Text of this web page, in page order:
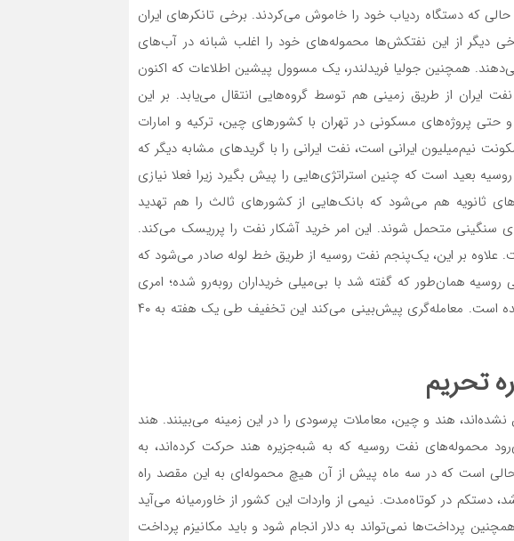
حالی که دستگاه ردیاب خود را خاموش می‌کردند. برخی تانکرهای ایران
دیگر از این نفتکش‌‌‌ها محموله‌‌‌های خود را اغلب شبانه در آب‌‌‌های
همچنین جولیا فریدلندر، یک مسوول پیشین اطلاعات که اکنون
ایران از طریق زمینی هم توسط گروه‌‌‌هایی انتقال می‌‌‌یابد. بر این
پروژه‌‌‌های مسکونی در تهران با کشورهای چین، ترکیه و امارات
نیم‌میلیون ایرانی است، نفت ایرانی را با گریدهای مشابه دیگر که
بعید است که چنین استراتژی‌‌‌هایی را پیش بگیرد زیرا فعلا نیازی
ثانویه هم می‌شود که بانک‌هایی از کشورهای ثالث را هم تهدید
سنگینی متحمل شوند. این امر خرید آشکار نفت را پرریسک می‌کند.
علاوه بر این، یک‌‌‌پنجم نفت روسیه از طریق خط لوله صادر می‌شود که
همان‌طور که گفته شد با بی‌‌‌میلی خریداران رو‌‌‌به‌‌‌رو شده؛ امری
که موجب تخفیف ۳۱ دلاری نفت اورالز این کشور شده است. معامله‌‌‌گری پیش‌بینی می‌کند این تخفیف طی یک هفته به ۴۰
تحریم
هند و چین، معاملات پرسودی را در این زمینه می‌‌‌بینند. هند
محموله‌‌‌های نفت روسیه که به شبه‌‌‌جزیره هند حرکت کرده‌‌‌اند، به
حالی است که در سه ماه پیش از آن هیچ محموله‌‌‌ای به این مقصد راه
دستکم در کوتاه‌‌‌مدت. نیمی از واردات این کشور از خاورمیانه می‌‌‌آید
پرداخت‌‌‌ها نمی‌تواند به دلار انجام شود و باید مکانیزم پرداخت